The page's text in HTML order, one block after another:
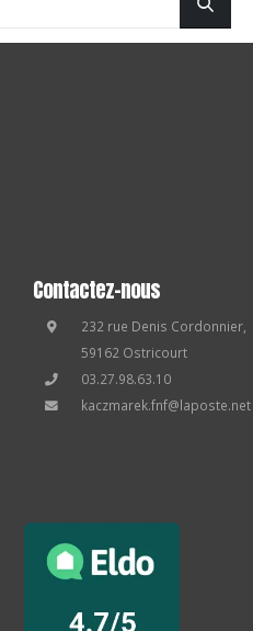
Contactez-nous
232 rue Denis Cordonnier,
59162 Ostricourt
03.27.98.63.10
kaczmarek.fnf@laposte.net